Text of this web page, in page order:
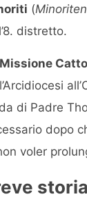
(
distretto.
Missione
di Padre
dopo
voler